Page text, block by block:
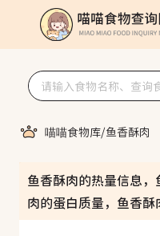
喵喵食物库/鱼香酥肉
鱼香酥肉的热量信息
肉的蛋白质量，鱼香酥